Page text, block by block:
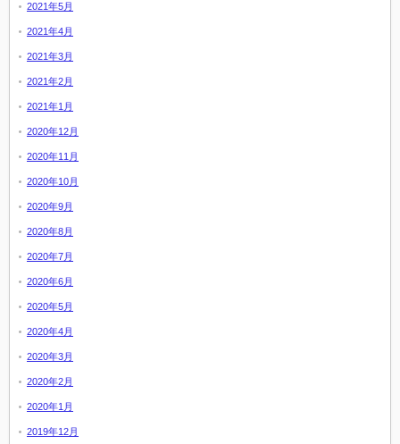
2021年5月
2021年4月
2021年3月
2021年2月
2021年1月
2020年12月
2020年11月
2020年10月
2020年9月
2020年8月
2020年7月
2020年6月
2020年5月
2020年4月
2020年3月
2020年2月
2020年1月
2019年12月